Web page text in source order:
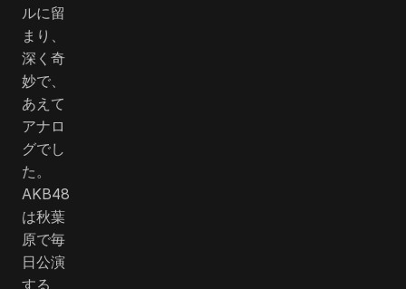
ルに留
まり、
深く奇
妙で、
あえて
アナロ
グでし
た。
AKB48
は秋葉
原で毎
日公演
する